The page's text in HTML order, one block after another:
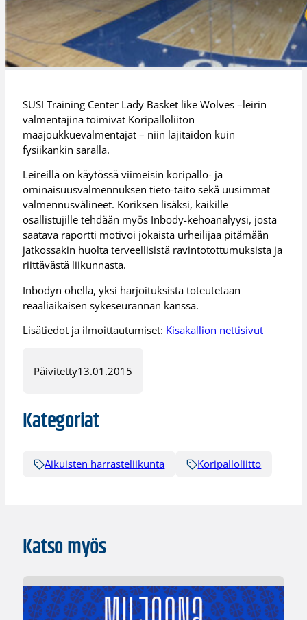
SUSI Training Center Lady Basket like Wolves –leirin
valmentajina toimivat Koripalloliiton
maajoukkuevalmentajat – niin lajitaidon kuin
fysiikankin saralla.
Leireillä on käytössä viimeisin koripallo- ja
ominaisuusvalmennuksen tieto-taito sekä uusimmat
valmennusvälineet. Koriksen lisäksi, kaikille
osallistujille tehdään myös Inbody-kehoanalyysi, josta
saatava raportti motivoi jokaista urheilijaa pitämään
jatkossakin huolta terveellisistä ravintotottumuksista ja
riittävästä liikunnasta.
Inbodyn ohella, yksi harjoituksista toteutetaan
reaaliaikaisen sykeseurannan kanssa.
Lisätiedot ja ilmoittautumiset: Kisakallion nettisivut
Päivitetty13.01.2015
Kategoriat
Aikuisten harrasteliikunta Koripalloliitto
Katso myös